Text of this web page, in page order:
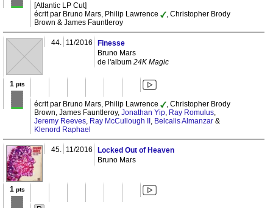
[Atlantic LP Cut]
écrit par Bruno Mars, Philip Lawrence
, Christopher Brody
Brown & James Fauntleroy
44. 11/2016
Finesse
Bruno Mars
de l'album 24K Magic
1 pts
écrit par Bruno Mars, Philip Lawrence
, Christopher Brody
Brown, James Fauntleroy, Jonathan Yip, Ray Romulus,
Jeremy Reeves, Ray McCullough II , Belcalis Almanzar &
Klenord Raphael
45. 11/2016
Locked Out of Heaven
Bruno Mars
1 pts